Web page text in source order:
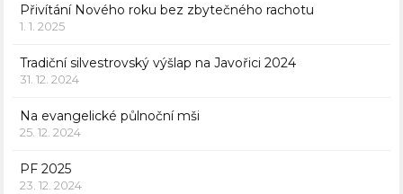
Přivítání Nového roku bez zbytečného rachotu
1. 1. 2025
Tradiční silvestrovský výšlap na Javořici 2024
31. 12. 2024
Na evangelické půlnoční mši
25. 12. 2024
PF 2025
23. 12. 2024